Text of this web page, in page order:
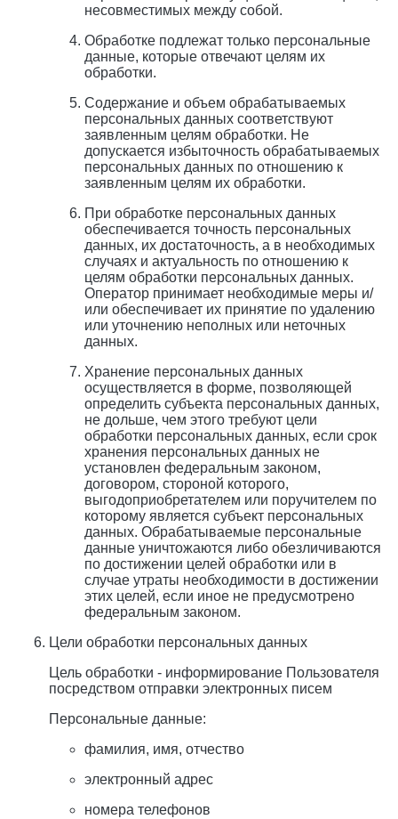
несовместимых между собой.
Обработке подлежат только персональные
данные, которые отвечают целям их
обработки.
Содержание и объем обрабатываемых
персональных данных соответствуют
заявленным целям обработки. Не
допускается избыточность обрабатываемых
персональных данных по отношению к
заявленным целям их обработки.
При обработке персональных данных
обеспечивается точность персональных
данных, их достаточность, а в необходимых
случаях и актуальность по отношению к
целям обработки персональных данных.
Оператор принимает необходимые меры и/
или обеспечивает их принятие по удалению
или уточнению неполных или неточных
данных.
Хранение персональных данных
осуществляется в форме, позволяющей
определить субъекта персональных данных,
не дольше, чем этого требуют цели
обработки персональных данных, если срок
хранения персональных данных не
установлен федеральным законом,
договором, стороной которого,
выгодоприобретателем или поручителем по
которому является субъект персональных
данных. Обрабатываемые персональные
данные уничтожаются либо обезличиваются
по достижении целей обработки или в
случае утраты необходимости в достижении
этих целей, если иное не предусмотрено
федеральным законом.
Цели обработки персональных данных
Цель обработки - информирование Пользователя
посредством отправки электронных писем
Персональные данные:
фамилия, имя, отчество
электронный адрес
номера телефонов